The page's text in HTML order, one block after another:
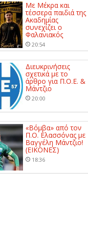
Με Μέκρα και
τέσσερα παιδιά της
Ακαδημίας
συνεχίζει ο
Φαλανιακός
20:54
Διευκρινήσεις
σχετικά με το
άρθρο για Π.Ο.Ε. &
Μάντζιο
20:00
«Βόμβα» από τον
Π.Ο. Ελασσόνας με
Βαγγέλη Μάντζιο!
(ΕΙΚΟΝΕΣ)
18:36